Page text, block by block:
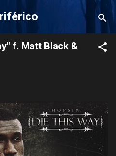
principal
f. Matt Black &